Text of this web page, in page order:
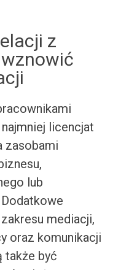
z
licencjat
zasobami
lub
mediacji,
oraz komunikacji
także być